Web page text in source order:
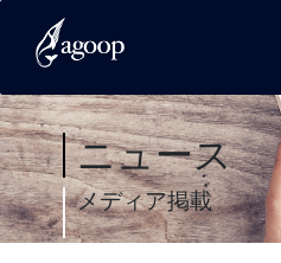
ニュース
メディア掲載